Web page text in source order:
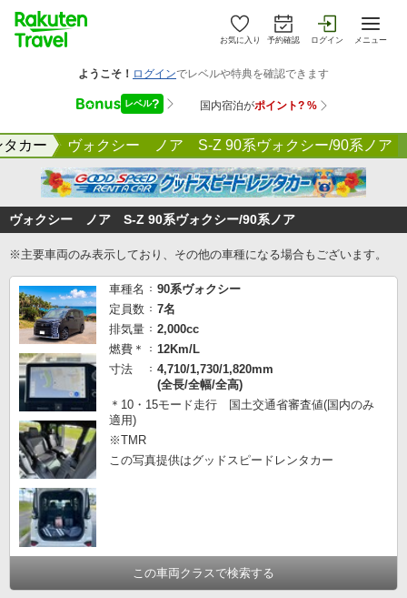
お気に入り 予約確認 ログイン メニュー
カー ヴォクシー ノア S-Z 90系ヴォクシー/90系ノア
ヴォクシー ノア S-Z 90系ヴォクシー/90系ノア
※主要車両のみ表示しており、その他の車種になる場合もございます。
車種名
90系ヴォクシー
定員数
7名
排気量
2,000cc
燃費＊
12Km/L
寸法
4,710/1,730/1,820mm
(全長/全幅/全高)
＊10・15モード走行 国土交通省審査値(国内のみ
適用)
※TMR
この写真提供はグッドスピードレンタカー
この車両クラスで検索する